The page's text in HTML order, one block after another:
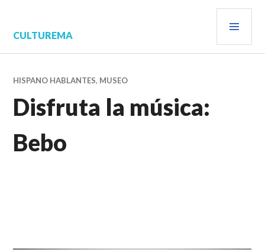
contenido.
CULTUREMA
HISPANO HABLANTES, MUSEO
Disfruta la música:
Bebo